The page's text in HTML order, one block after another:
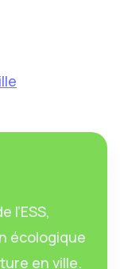
l’ESS,
écologique
en ville.